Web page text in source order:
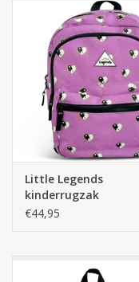
Little Legends
kinderrugzak
Backpack L - Yin Yang
€44,95